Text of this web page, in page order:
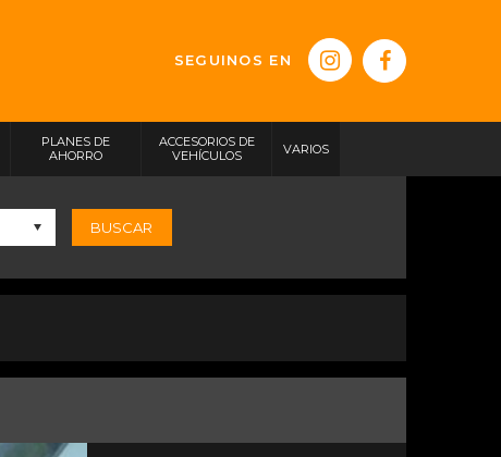
SEGUINOS EN
PLANES DE
AHORRO
ACCESORIOS DE
VEHÍCULOS
VARIOS
BUSCAR